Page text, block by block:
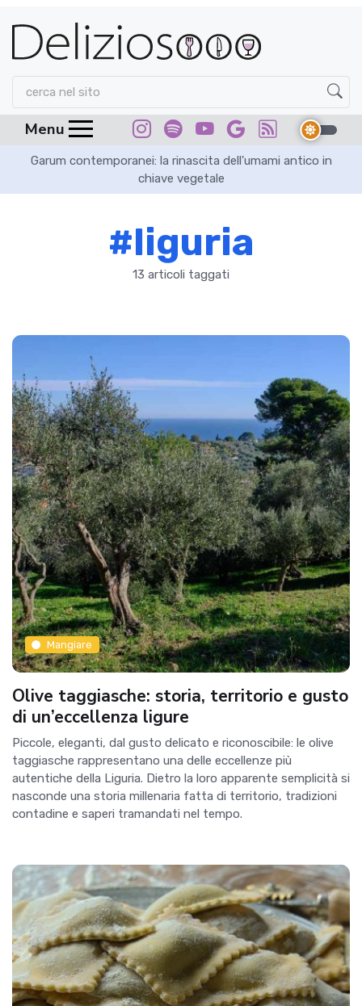
Menu
Garum contemporanei: la rinascita dell'umami antico in
chiave vegetale
#liguria
13 articoli taggati
Mangiare
Olive taggiasche: storia, territorio e gusto
di un’eccellenza ligure
Piccole, eleganti, dal gusto delicato e riconoscibile: le olive
taggiasche rappresentano una delle eccellenze più
autentiche della Liguria. Dietro la loro apparente semplicità si
nasconde una storia millenaria fatta di territorio, tradizioni
contadine e saperi tramandati nel tempo.